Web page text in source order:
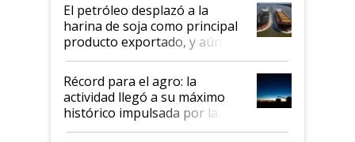
El petróleo desplazó a la
harina de soja como principal
producto exportado, y aún así
el agro aportó casi seis de cada
diez dólares y sostuvo el
liderazgo en un semestre
récord
Récord para el agro: la
actividad llegó a su máximo
histórico impulsada por la
cosecha y las exportaciones